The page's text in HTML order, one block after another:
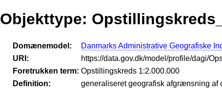
Objekttype:
Domænemodel:
Danmarks Administrative Geografiske
URI:
https://data.gov.dk/model/profile/dagi/
Foretrukken term: Opstillingskreds 1:2.000.000
Definition:
generaliseret geografisk afgrænsning